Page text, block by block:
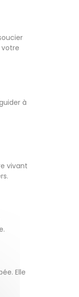
votre
à
vivant
Elle